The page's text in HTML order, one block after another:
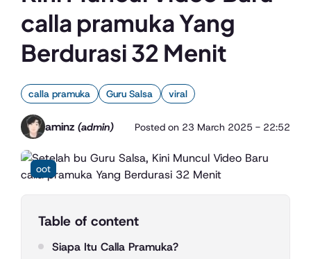
calla pramuka Yang
Berdurasi 32 Menit
calla pramuka Guru Salsa viral
aminz (admin) Posted on 23 March 2025 - 22:52
oot
Table of content
Siapa Itu Calla Pramuka?